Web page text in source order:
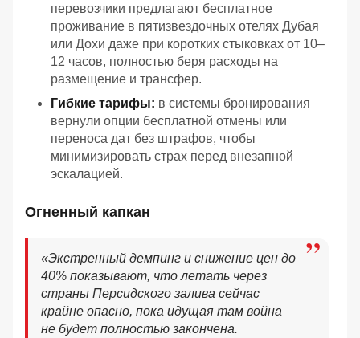
перевозчики предлагают бесплатное
проживание в пятизвездочных отелях Дубая
или Дохи даже при коротких стыковках от 10–
12 часов, полностью беря расходы на
размещение и трансфер.
Гибкие тарифы: в системы бронирования
вернули опции бесплатной отмены или
переноса дат без штрафов, чтобы
минимизировать страх перед внезапной
эскалацией.
Огненный капкан
«Экстренный демпинг и снижение цен до
40% показывают, что летать через
страны Персидского залива сейчас
крайне опасно, пока идущая там война
не будет полностью закончена.